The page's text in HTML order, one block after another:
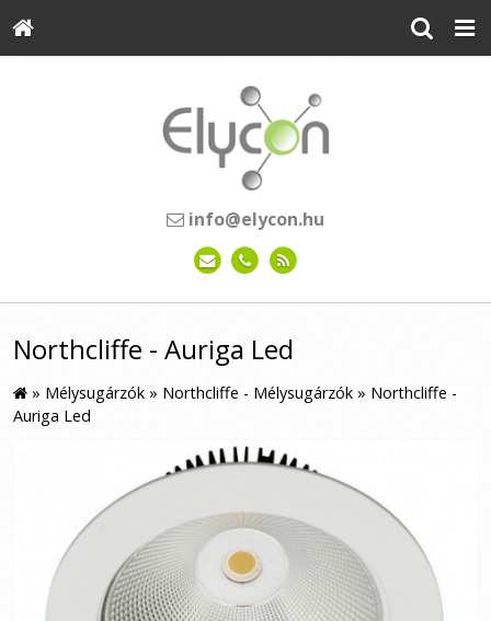
info@elycon.hu
Northcliffe - Auriga Led
» Mélysugárzók » Northcliffe - Mélysugárzók » Northcliffe -
Auriga Led